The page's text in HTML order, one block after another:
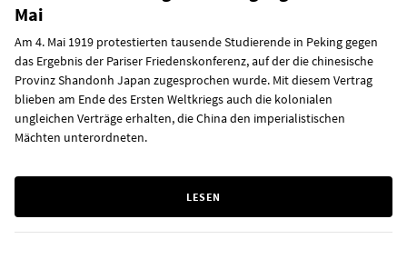
Mai
Am 4. Mai 1919 protestierten tausende Studierende in Peking gegen
das Ergebnis der Pariser Friedenskonferenz, auf der die chinesische
Provinz Shandonh Japan zugesprochen wurde. Mit diesem Vertrag
blieben am Ende des Ersten Weltkriegs auch die kolonialen
ungleichen Verträge erhalten, die China den imperialistischen
Mächten unterordneten.
LESEN